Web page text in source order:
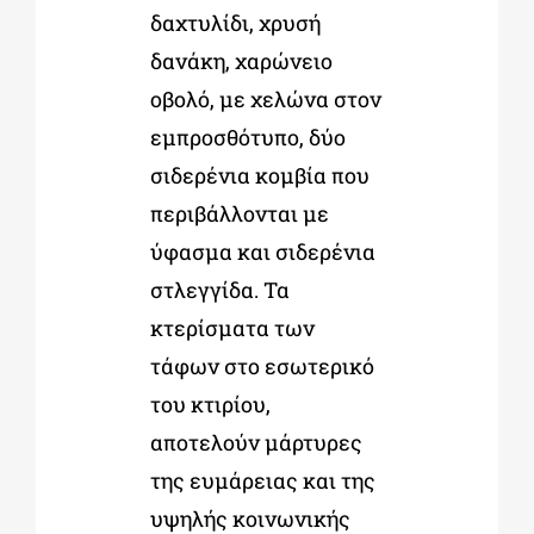
δαχτυλίδι, χρυσή
δανάκη, χαρώνειο
οβολό, με χελώνα στον
εμπροσθότυπο, δύο
σιδερένια κομβία που
περιβάλλονται με
ύφασμα και σιδερένια
στλεγγίδα. Τα
κτερίσματα των
τάφων στο εσωτερικό
του κτιρίου,
αποτελούν μάρτυρες
της ευμάρειας και της
υψηλής κοινωνικής